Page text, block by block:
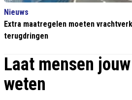
Nieuws
Extra maatregelen moeten
terugdringen
Laat mensen
weten